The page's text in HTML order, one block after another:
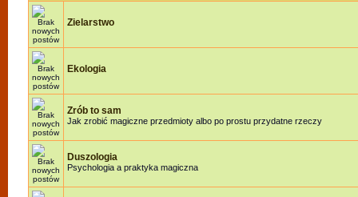
Zielarstwo
Ekologia
Zrób to sam
Jak zrobić magiczne przedmioty albo po prostu przydatne rzeczy
Duszologia
Psychologia a praktyka magiczna